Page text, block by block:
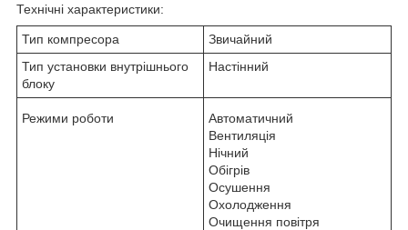
Технічні характеристики:
Тип компресора
Звичайний
Тип установки внутрішнього
блоку
Настінний
Режими роботи
Автоматичний
Вентиляція
Нічний
Обігрів
Осушення
Охолодження
Очищення повітря